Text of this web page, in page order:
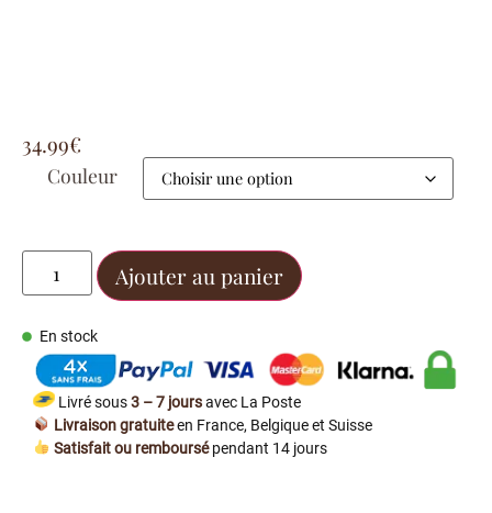
34.99€
Couleur
Ajouter au panier
En stock
Livré sous3 – 7 joursavec La Poste
Livraison gratuiteen France, Belgique et Suisse
Satisfait ou remboursépendant 14 jours